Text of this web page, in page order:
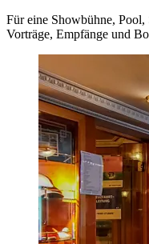
Für eine Showbühne,
Vorträge, Empfänge und